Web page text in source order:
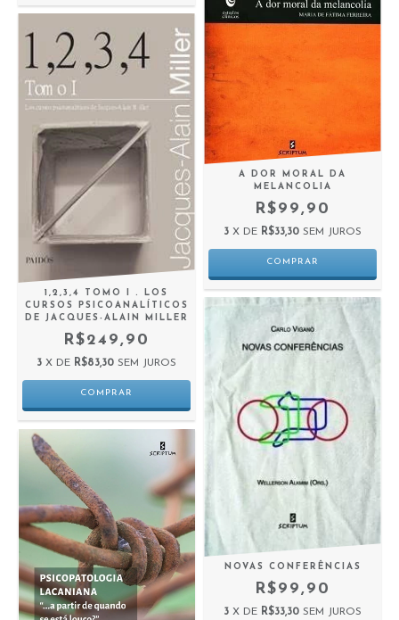
1,2,3,4 TOMO I . LOS
CURSOS PSICOANALÍTICOS
DE JACQUES-ALAIN MILLER
R$249,90
3 X DE R$83,30 SEM JUROS
A DOR MORAL DA
MELANCOLIA
R$99,90
3 X DE R$33,30 SEM JUROS
NOVAS CONFERÊNCIAS
R$99,90
3 X DE R$33,30 SEM JUROS